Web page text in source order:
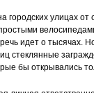
городских улицах от
идет о тысячах.
стеклянные
бы открывались